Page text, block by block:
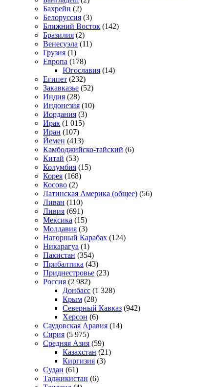
Бахрейн (2)
Белоруссия (3)
Ближний Восток (142)
Бразилия (2)
Венесуэла (11)
Грузия (1)
Европа (178)
Югославия (14)
Египет (232)
Закавказье (52)
Индия (28)
Индонезия (10)
Иордания (3)
Ирак (1 015)
Иран (107)
Йемен (413)
Камбоджийско-тайский (6)
Китай (53)
Колумбия (15)
Корея (168)
Косово (2)
Латинская Америка (общее) (56)
Ливан (110)
Ливия (691)
Мексика (15)
Молдавия (3)
Нагорный Карабах (124)
Никарагуа (1)
Пакистан (354)
Прибалтика (43)
Приднестровье (23)
Россия (2 982)
Донбасс (1 328)
Крым (28)
Северный Кавказ (942)
Херсон (6)
Саудовская Аравия (14)
Сирия (5 975)
Средняя Азия (59)
Казахстан (21)
Киргизия (3)
Судан (61)
Таджикистан (6)